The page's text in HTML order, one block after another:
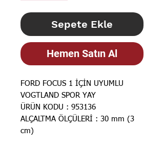
Sepete Ekle
Hemen Satın Al
FORD FOCUS 1 İÇİN UYUMLU
VOGTLAND SPOR YAY
ÜRÜN KODU : 953136
ALÇALTMA ÖLÇÜLERİ : 30 mm (3
cm)